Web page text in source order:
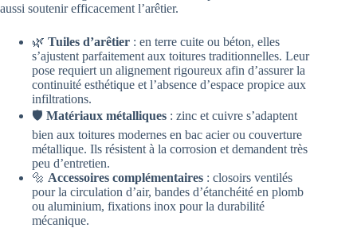
aussi soutenir efficacement l’arêtier.
🌿 Tuiles d’arêtier : en terre cuite ou béton, elles
s’ajustent parfaitement aux toitures traditionnelles. Leur
pose requiert un alignement rigoureux afin d’assurer la
continuité esthétique et l’absence d’espace propice aux
infiltrations.
🛡️ Matériaux métalliques : zinc et cuivre s’adaptent
bien aux toitures modernes en bac acier ou couverture
métallique. Ils résistent à la corrosion et demandent très
peu d’entretien.
🔩 Accessoires complémentaires : closoirs ventilés
pour la circulation d’air, bandes d’étanchéité en plomb
ou aluminium, fixations inox pour la durabilité
mécanique.